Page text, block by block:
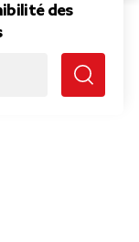
des
iris et